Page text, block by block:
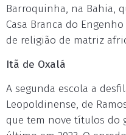
Barroquinha, na Bahia,
Casa Branca do
de religião de matriz
Itã de Oxalá
A segunda escola a
Leopoldinense, de
que tem nove títulos do